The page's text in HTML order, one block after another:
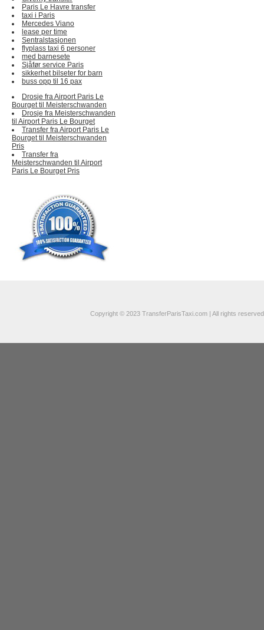
Paris Le Havre transfer
taxi i Paris
Mercedes Viano
lease per time
Sentralstasjonen
flyplass taxi 6 personer
med barnesete
Sjåfør service Paris
sikkerhet bilseter for barn
buss opp til 16 pax
Drosje fra Airport Paris Le
Bourget til Meisterschwanden
Drosje fra Meisterschwanden
til Airport Paris Le Bourget
Transfer fra Airport Paris Le
Bourget til Meisterschwanden
Pris
Transfer fra
Meisterschwanden til Airport
Paris Le Bourget Pris
Copyright © 2023 TransferParisTaxi.com | All rights reserved